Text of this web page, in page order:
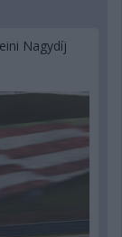
Nagydíj